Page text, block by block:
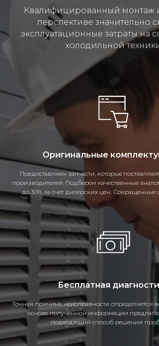
Квалифицированный монтаж
перспективе значительно
эксплуатационные затраты на
холодильной
Оригинальные
Предоставляем запчасти, которые
производителей. Подберем качественные
до 30% за счет дилерских цен. Сокращенные
Бесплатная
Точная причина неисправности определяется
основе полученной информации
подходящий способ решения